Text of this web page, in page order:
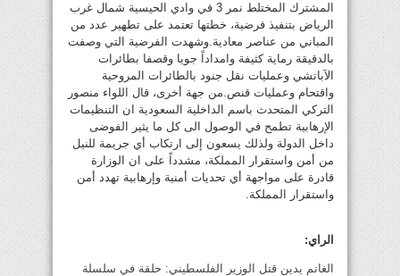
المشترك المختلط نمر 3 في وادي الحيسية شمال غرب
الرياض بتنفيذ فرضية، خطتها تعتمد على تطهير عدد من
المباني من عناصر معادية.وشهدت الفرضية التي وصفت
بالدقيقة رماية كثيفة وامداداً جويا وقصفا بطائرات
الآباتشي وعمليات نقل جنود بالطائرات المروحية
واقتحام وعمليات قنص.من جهة أخرى، قال اللواء منصور
التركي المتحدث باسم الداخلية السعودية ان التنظيمات
الإرهابية تطمح في الوصول الى كل ما يثير الفوضى
داخل الدولة ولذلك يسعون إلى ارتكاب أي جريمة للنيل
من أمن واستقرار المملكة، مشدداً على ان الوزارة
قادرة على مواجهة أي تحديات أمنية وإرهابية تهدد أمن
واستقرار المملكة.
الراي:
الغانم يدين قتل الوزير الفلسطيني: حلقة في سلسلة